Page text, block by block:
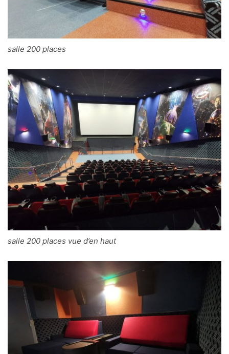
salle 200 places
salle 200 places vue d’en haut